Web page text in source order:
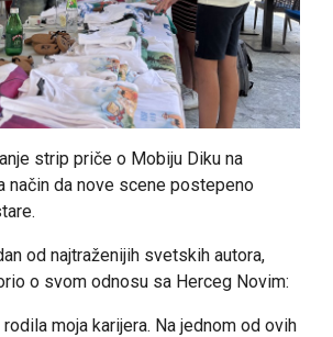
strip priče o Mobiju Diku na
način da nove scene postepeno
od najtraženijih svetskih autora,
o svom odnosu sa Herceg Novim:
moja karijera. Na jednom od ovih